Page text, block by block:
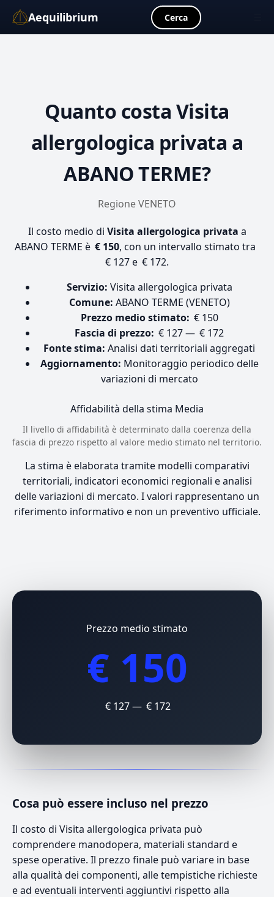
Aequilibrium Cerca
Quanto costa Visita
allergologica privata a
ABANO TERME?
Regione VENETO
Il costo medio di Visita allergologica privata a
ABANO TERME è € 150, con un intervallo stimato tra
€ 127 e € 172.
Servizio: Visita allergologica privata
Comune: ABANO TERME (VENETO)
Prezzo medio stimato: € 150
Fascia di prezzo: € 127 — € 172
Fonte stima: Analisi dati territoriali aggregati
Aggiornamento: Monitoraggio periodico delle
variazioni di mercato
Affidabilità della stima Media
Il livello di affidabilità è determinato dalla coerenza della
fascia di prezzo rispetto al valore medio stimato nel territorio.
La stima è elaborata tramite modelli comparativi
territoriali, indicatori economici regionali e analisi
delle variazioni di mercato. I valori rappresentano un
riferimento informativo e non un preventivo ufficiale.
Prezzo medio stimato
€ 150
€ 127 — € 172
Cosa può essere incluso nel prezzo
Il costo di Visita allergologica privata può
comprendere manodopera, materiali standard e
spese operative. Il prezzo finale può variare in base
alla qualità dei componenti, alle tempistiche richieste
e ad eventuali interventi aggiuntivi rispetto alla